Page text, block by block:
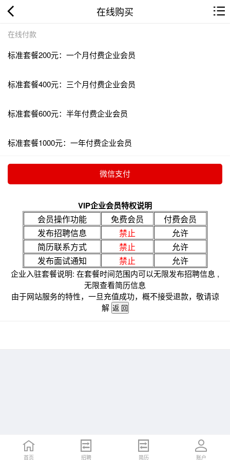
在线购买
在线付款
标准套餐200元：一个月付费企业会员
标准套餐400元：三个月付费企业会员
标准套餐600元：半年付费企业会员
标准套餐1000元：一年付费企业会员
VIP企业会员特权说明
会员操作功能 免费会员
付费会员
发布招聘信息
禁止
允许
简历联系方式
禁止
允许
发布面试通知
禁止 允许
企业入驻套餐说明: 在套餐时间范围内可以无限发布招聘信息 ,
无限查看简历信息
由于网站服务的特性，一旦充值成功，概不接受退款，敬请谅
解
首页 招聘 简历 账户